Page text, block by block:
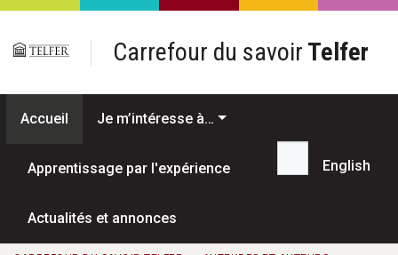
Passer au contenu principal
Carrefour du savoir Telfer
Accueil Je m’intéresse à…
Apprentissage par l'expérience
Actualités et annonces
Recherche...
English